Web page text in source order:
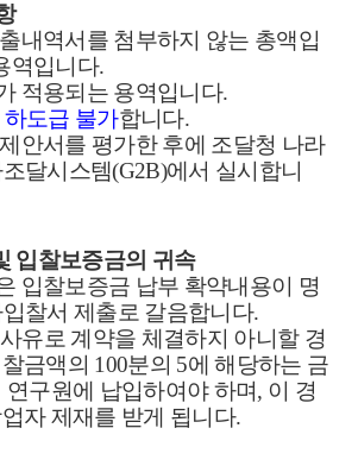
내역서를 첨부하지 않는 총액입
역입니다.
적용되는 용역입니다.
도급 불가합니다.
안서를 평가한 후에 조달청 나라
달시스템(G2B)에서 실시합니
입찰보증금의 귀속
입찰보증금 납부 확약내용이 명
찰서 제출로 갈음합니다.
유로 계약을 체결하지 아니할 경
금액의 100분의 5에 해당하는 금
연구원에 납입하여야 하며, 이 경
자 제재를 받게 됩니다.